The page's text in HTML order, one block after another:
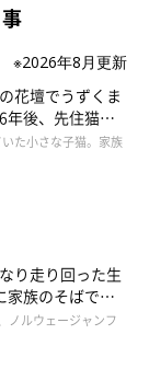
※2026年8月更新
花壇でうずくま
年後、先住猫
た小さな子猫。家族
り走り回った生
族のそばで落
った」
ノルウェージャンフ